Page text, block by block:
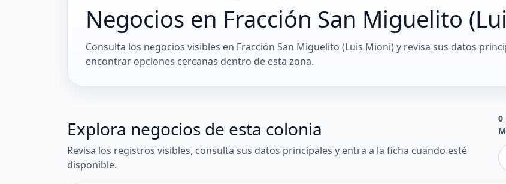
Negocios en Fracción San Miguelito
Consulta los negocios visibles en Fracción San Miguelito (Luis Mioni) y revisa sus datos
encontrar opciones cercanas dentro de esta zona.
Explora negocios de esta colonia
Revisa los registros visibles, consulta sus datos principales y entra a la ficha cuando esté
disponible.
0